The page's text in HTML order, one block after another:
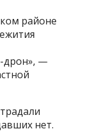
районе
дрон», —
нет.